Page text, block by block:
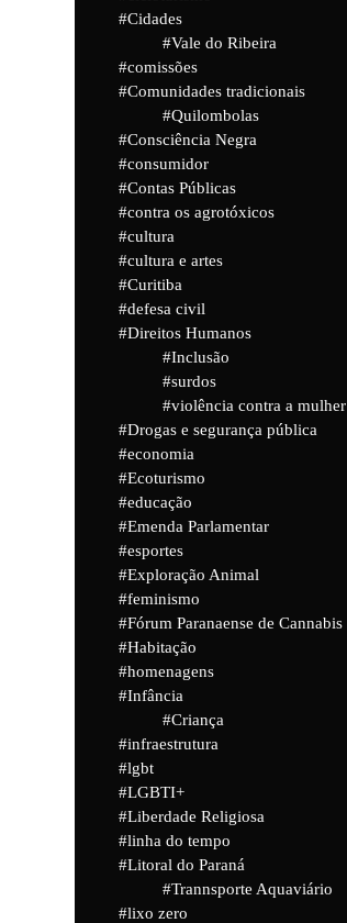
Cidades
Vale do Ribeira
comissões
Comunidades tradicionais
Quilombolas
Consciência Negra
consumidor
Contas Públicas
contra os agrotóxicos
cultura
cultura e artes
Curitiba
defesa civil
Direitos Humanos
Inclusão
surdos
violência contra a mulher
Drogas e segurança pública
economia
Ecoturismo
educação
Emenda Parlamentar
esportes
Exploração Animal
feminismo
Fórum Paranaense de Cannabis
Habitação
homenagens
Infância
Criança
infraestrutura
lgbt
LGBTI+
Liberdade Religiosa
linha do tempo
Litoral do Paraná
Trannsporte Aquaviário
lixo zero